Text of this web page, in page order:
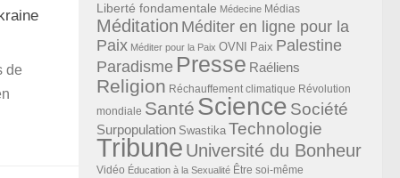
de
Liberté fondamentale Médecine Médias
Méditation Méditer en ligne pour la
Paix Méditer pour la Paix OVNI Paix Palestine
Paradisme Presse Raéliens
Religion Réchauffement climatique Révolution
mondiale Santé Science Société
Surpopulation Swastika Technologie
Tribune Université du Bonheur
Vidéo Éducation à la Sexualité Être soi-même